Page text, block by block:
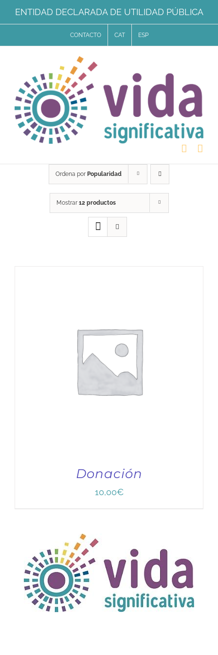
Saltar
al
ENTIDAD DECLARADA DE UTILIDAD PÚBLICA
CONTACTO CAT ESP
Ordena por Popularidad
Mostrar 12 productos
Donación
10,00€